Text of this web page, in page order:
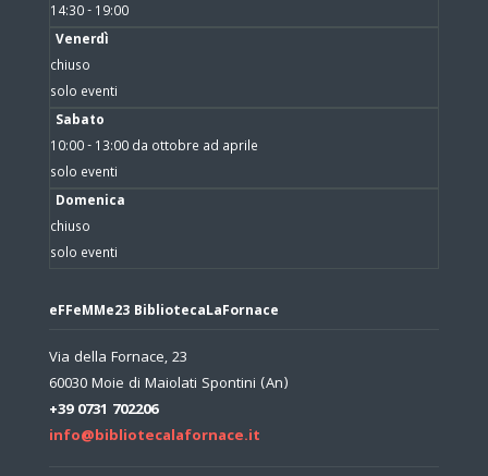
14:30 - 19:00
Venerdì
chiuso
solo eventi
Sabato
10:00 - 13:00 da ottobre ad aprile
solo eventi
Domenica
chiuso
solo eventi
eFFeMMe23 BibliotecaLaFornace
Via della Fornace, 23
60030 Moie di Maiolati Spontini (An)
+39 0731 702206
info@bibliotecalafornace.it